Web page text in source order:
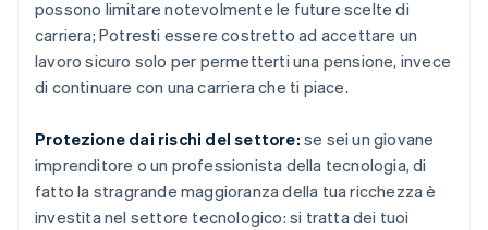
possono limitare notevolmente le future scelte di
carriera; Potresti essere costretto ad accettare un
lavoro sicuro solo per permetterti una pensione, invece
di continuare con una carriera che ti piace.
Protezione dai rischi del settore: se sei un giovane
imprenditore o un professionista della tecnologia, di
fatto la stragrande maggioranza della tua ricchezza è
investita nel settore tecnologico: si tratta dei tuoi